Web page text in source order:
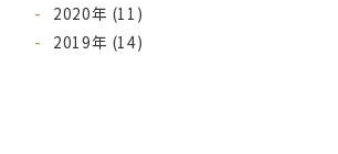
2020年 (11)
2019年 (14)